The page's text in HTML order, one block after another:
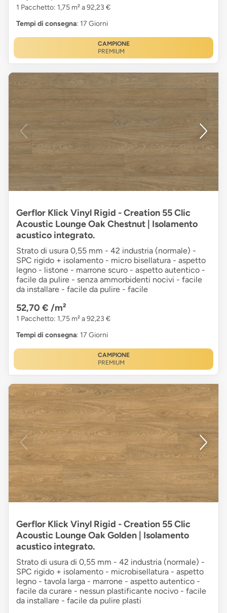
1 Pacchetto: 1,75 m² a 92,23 €
Tempi di consegna: 17 Giorni
CAMPIONE
PREMIUM
Gerflor Klick Vinyl Rigid - Creation 55 Clic
Acoustic Lounge Oak Chestnut | Isolamento
acustico integrato.
Strato di usura 0,55 mm - 42 industria (normale) -
SPC rigido + isolamento - micro bisellatura - aspetto
legno - listone - marrone scuro - aspetto autentico -
facile da pulire - senza ammorbidenti nocivi - facile
da installare - facile da pulire - facile
52,70 € /m²
1 Pacchetto: 1,75 m² a 92,23 €
Tempi di consegna: 17 Giorni
CAMPIONE
PREMIUM
Gerflor Klick Vinyl Rigid - Creation 55 Clic
Acoustic Lounge Oak Golden | Isolamento
acustico integrato.
Strato di usura di 0,55 mm - 42 industria (normale) -
SPC rigido + isolamento - microbisellatura - aspetto
legno - tavola larga - marrone - aspetto autentico -
facile da curare - nessun plastificante nocivo - facile
da installare - facile da pulire plasti